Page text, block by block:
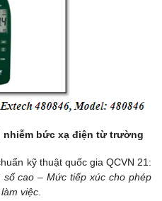
nhiễm bức xạ điện từ trường
kỹ thuật quốc gia QCVN 21:
cao – Mức tiếp xúc cho phép
việc